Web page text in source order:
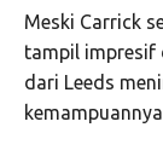
Meski Carrick
tampil impresif
dari Leeds